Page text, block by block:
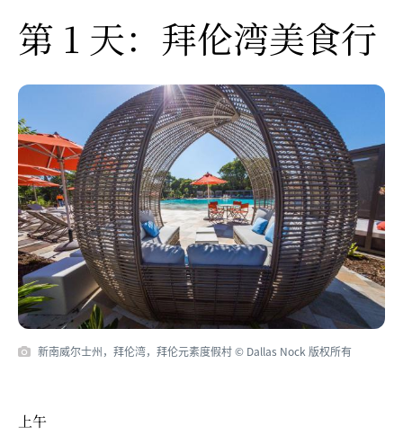
第 1 天：拜伦湾美食行
新南威尔士州，拜伦湾，拜伦元素度假村 © Dallas Nock 版权所有
上午